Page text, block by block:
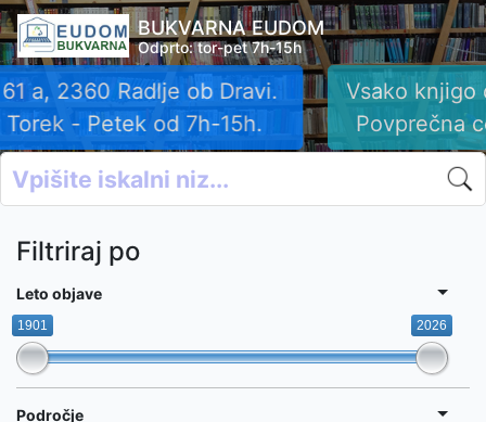
BUKVARNA EUDOM
Odprto: tor-pet 7h-15h
Vsako knjigo ovrednotimo ob rezervaciji.
Povprečna cena knjig je okrog 10 EUR.
Filtriraj po
Leto objave
1901 2026
Področje